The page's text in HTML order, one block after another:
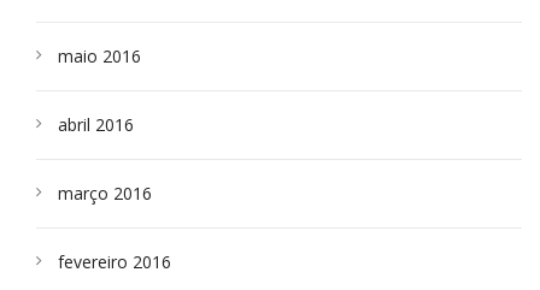
maio 2016
abril 2016
março 2016
fevereiro 2016